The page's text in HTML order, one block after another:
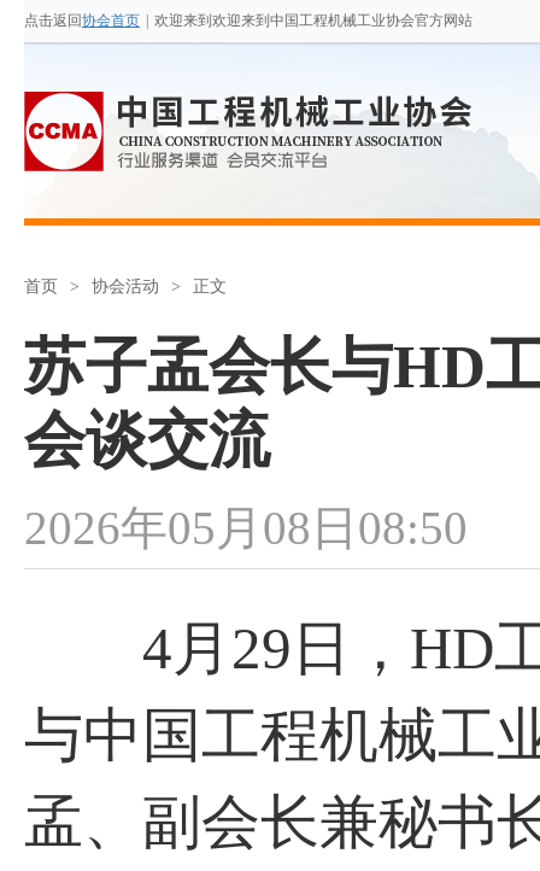
点击返回协会首页 欢迎来到欢迎来到中国工程机械工业协会官方网站
首页 > 协会活动 > 正文
苏子孟会长与HD
会谈交流
2026年05月08日08:50
4月29日，HD工
与中国工程机械工
孟、副会长兼秘书